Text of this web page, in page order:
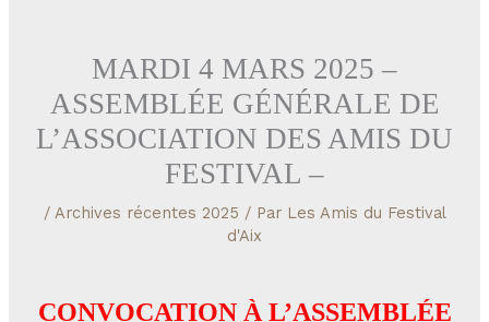
MARDI 4 MARS 2025 –
ASSEMBLÉE GÉNÉRALE DE
L’ASSOCIATION DES AMIS DU
FESTIVAL –
/ Archives récentes 2025 / Par Les Amis du Festival
d'Aix
CONVOCATION À L’ASSEMBLÉE